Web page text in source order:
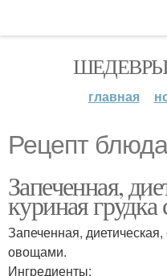
главная
Рецепт
Запеченная,
куриная
Запеченная,
овощами.
Ингредиенты: